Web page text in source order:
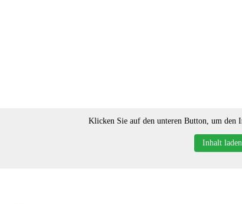
Klicken Sie auf den unteren Button, um den
Inhalt laden